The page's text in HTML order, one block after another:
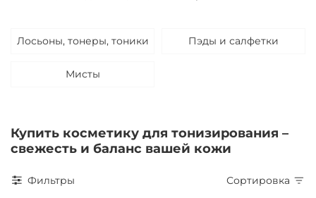
Лосьоны, тонеры, тоники Пэды и салфетки
Мисты
Купить косметику для тонизирования –
свежесть и баланс вашей кожи
Фильтры Сортировка